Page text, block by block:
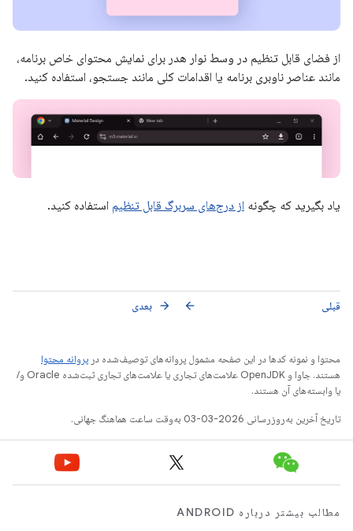
از فضای قابل تنظیم در وسط نوار هدر برای نمایش محتوای خاص برنامه،
مانند عناصر ناوبری برنامه یا اقدامات کلی مانند جستجو، استفاده کنید.
یاد بگیرید که چگونه از درج‌های سربرگ قابل تنظیم استفاده کنید.
قبلی arrow_back بعدی arrow_forward
محتوا و نمونه کدها در این صفحه مشمول پروانه‌های توصیف‌شده در پروانه محتوا
هستند. جاوا و OpenJDK علامت‌های تجاری یا علامت‌های تجاری ثبت‌شده Oracle و/
یا وابسته‌های آن هستند.
تاریخ آخرین به‌روزرسانی 2026-03-03 به‌وقت ساعت هماهنگ جهانی.
مطالب بیشتر درباره ANDROID